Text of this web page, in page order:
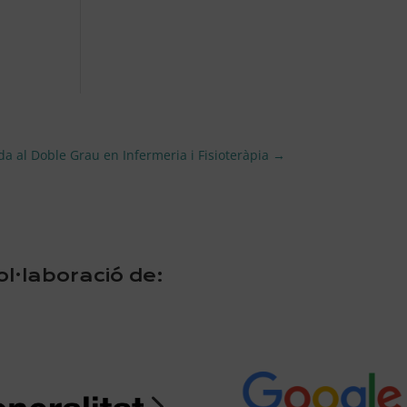
al Doble Grau en Infermeria i Fisioteràpia →
de: